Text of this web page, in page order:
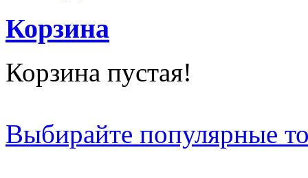
Корзина
Корзина пустая!
Выбирайте популярные